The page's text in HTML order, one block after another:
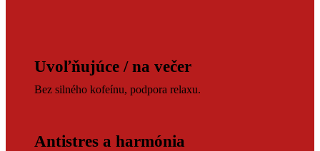
Uvoľňujúce / na večer
Bez silného kofeínu, podpora relaxu.
Antistres a harmónia